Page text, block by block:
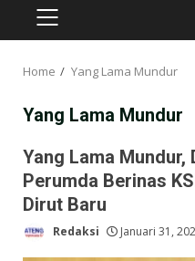
PRIMARY
MENU
Home Yang Lama Mundur
Yang Lama Mundur
Yang Lama Mundur,
Perumda Berinas
Dirut Baru
Redaksi Januari 31,